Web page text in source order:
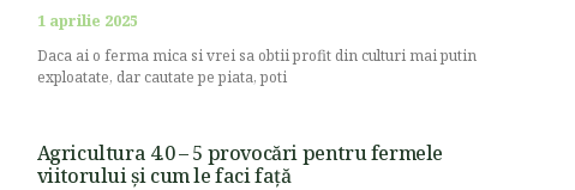
1 aprilie 2025
Daca ai o ferma mica si vrei sa obtii profit din culturi mai putin
exploatate, dar cautate pe piata, poti
Agricultura 4.0 – 5 provocări pentru fermele
viitorului și cum le faci față